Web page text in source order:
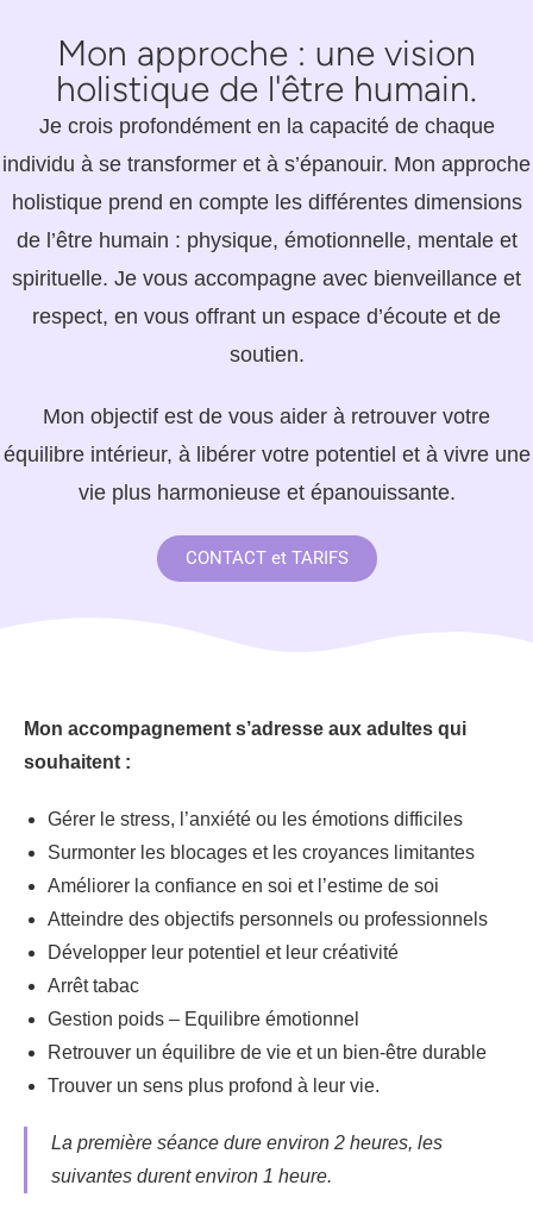
Mon approche : une vision
holistique de l'être humain.
Je crois profondément en la capacité de chaque
individu à se transformer et à s’épanouir. Mon approche
holistique prend en compte les différentes dimensions
de l’être humain : physique, émotionnelle, mentale et
spirituelle. Je vous accompagne avec bienveillance et
respect, en vous offrant un espace d’écoute et de
soutien.
Mon objectif est de vous aider à retrouver votre
équilibre intérieur, à libérer votre potentiel et à vivre une
vie plus harmonieuse et épanouissante.
CONTACT et TARIFS
Mon accompagnement s’adresse aux adultes qui
souhaitent :
Gérer le stress, l’anxiété ou les émotions difficiles
Surmonter les blocages et les croyances limitantes
Améliorer la confiance en soi et l’estime de soi
Atteindre des objectifs personnels ou professionnels
Développer leur potentiel et leur créativité
Arrêt tabac
Gestion poids – Equilibre émotionnel
Retrouver un équilibre de vie et un bien-être durable
Trouver un sens plus profond à leur vie.
La première séance dure environ 2 heures, les
suivantes durent environ 1 heure.